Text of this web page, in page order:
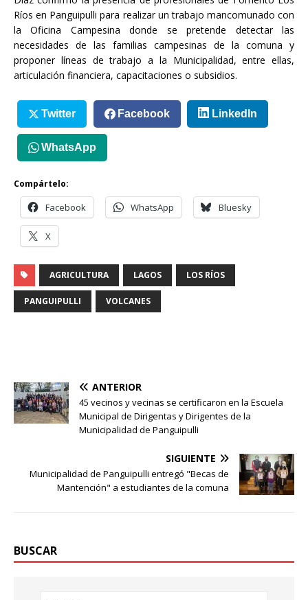
Ríos en Panguipulli para realizar un trabajo mancomunado con
la Oficina Campesina donde se pretende detectar las
necesidades de las familias campesinas de la comuna y
proponer líneas de trabajo a la Municipalidad, entre ellas,
articulación financiera, capacitaciones o subsidios.
Twitter Facebook LinkedIn
WhatsApp
Compártelo:
Facebook WhatsApp Bluesky
X
AGRICULTURA LAGOS LOS RÍOS
PANGUIPULLI VOLCANES
ANTERIOR
45 vecinos y vecinas se certificaron en la Escuela
Municipal de Dirigentas y Dirigentes de la
Municipalidad de Panguipulli
SIGUIENTE
Municipalidad de Panguipulli entregó "Becas de
Mantención" a estudiantes de la comuna
BUSCAR